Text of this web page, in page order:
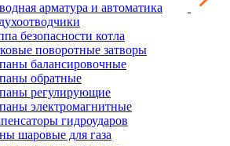
арматура и автоматика
безопасности котла
поворотные затворы
балансировочные
обратные
регулирующие
электромагнитные
гидроударов
шаровые для газа